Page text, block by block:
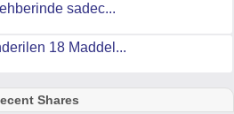
sadec...
18 Maddel...
Shares